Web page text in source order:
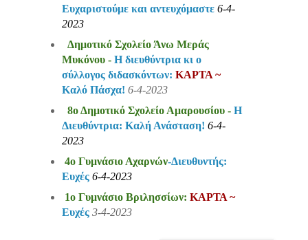
Ευχαριστούμε και αντευχόμαστε 6-4-
2023
Δημοτικό Σχολείο Άνω Μεράς
Μυκόνου -Η διευθύντρια κι ο
σύλλογος διδασκόντων: ΚΑΡΤΑ ~
Καλό Πάσχα! 6-4-2023
8ο Δημοτικό Σχολείο Αμαρουσίου - Η
Διευθύντρια: Καλή Ανάσταση! 6-4-
2023
4ο Γυμνάσιο Αχαρνών-Διευθυντής:
Ευχές 6-4-2023
1ο Γυμνάσιο Βριλησσίων: ΚΑΡΤΑ ~
Ευχές 3-4-2023